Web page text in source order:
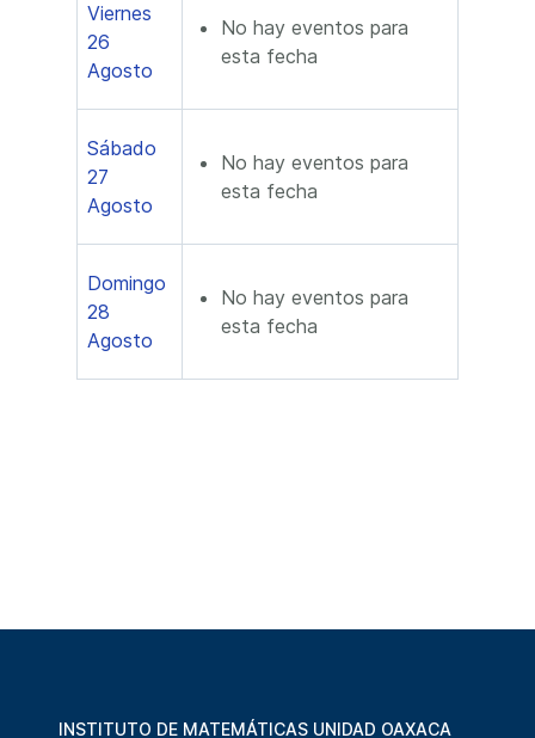
Viernes
26
Agosto
No hay eventos para
esta fecha
Sábado
27
Agosto
No hay eventos para
esta fecha
Domingo
28
Agosto
No hay eventos para
esta fecha
INSTITUTO DE MATEMÁTICAS UNIDAD OAXACA